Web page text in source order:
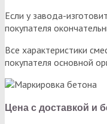
Если у завода-
покупателя
Все характеристики
покупателя основной
Цена с доставкой и